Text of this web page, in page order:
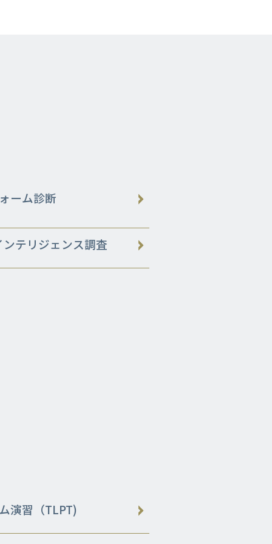
ーム診断
テリジェンス調査
演習（TLPT)